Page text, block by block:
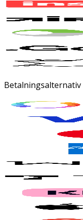
Betalningsalternativ